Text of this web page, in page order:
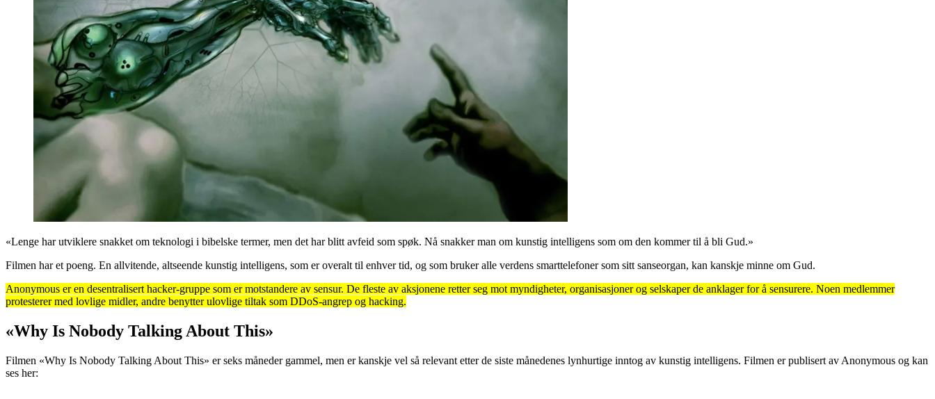
«Lenge har utviklere snakket om teknologi i bibelske termer, men det har blitt avfeid som spøk. Nå snakker man om kunstig intelligens som om den kommer til å bli Gud.»
Filmen har et poeng. En allvitende, altseende kunstig intelligens, som er overalt til enhver tid, og som bruker alle verdens smarttelefoner som sitt sanseorgan, kan kanskje minne om Gud.
Anonymous er en desentralisert hacker-gruppe som er motstandere av sensur. De fleste av aksjonene retter seg mot myndigheter, organisasjoner og selskaper de anklager for å sensurere. Noen medlemmer
protesterer med lovlige midler, andre benytter ulovlige tiltak som DDoS-angrep og hacking.
«Why Is Nobody Talking About This»
Filmen «Why Is Nobody Talking About This» er seks måneder gammel, men er kanskje vel så relevant etter de siste månedenes lynhurtige inntog av kunstig intelligens. Filmen er publisert av Anonymous og kan
ses her: